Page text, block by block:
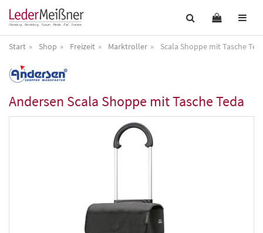
Start Shop Freizeit Marktroller Scala Shoppe mit Tasche
Andersen Scala Shoppe mit Tasche Teda